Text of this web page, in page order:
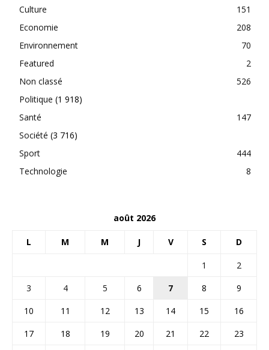
Culture
151
Economie
208
Environnement
70
Featured
2
Non classé
526
Politique (1 918)
Santé
147
Société (3 716)
Sport
444
Technologie
8
août 2026
L M M J V S D
1
2
3
4 5 6 7 8
9
10
11 12 13 14 15
16
17
18 19 20 21 22
23